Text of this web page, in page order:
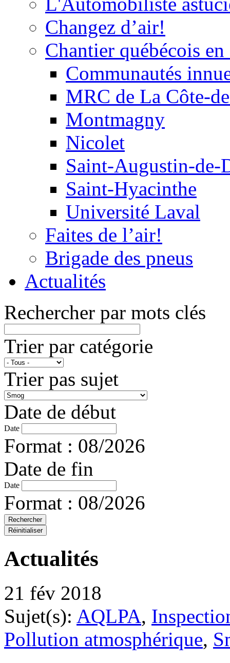
Changez d’air!
Chantier québécois
Communautés
MRC de La Côte-
Montmagny
Nicolet
Saint-Augustin-de-
Saint-Hyacinthe
Université Laval
Faites de l’air!
Brigade des pneus
Actualités
Rechercher par mots clés
Trier par catégorie
Trier pas sujet
Date de début
Date
Format : 08/2026
Date de fin
Date
Format : 08/2026
Actualités
21 fév 2018
Sujet(s): AQLPA,
Pollution atmosphérique,